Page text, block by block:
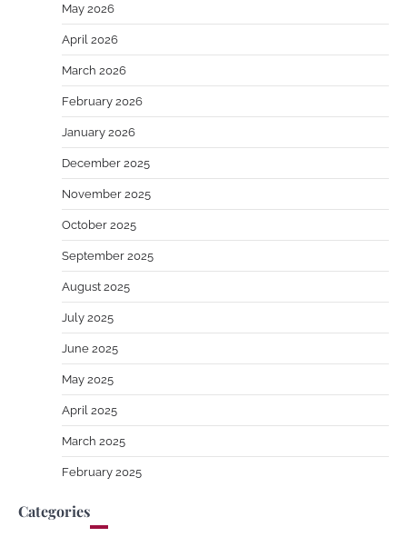
May 2026
April 2026
March 2026
February 2026
January 2026
December 2025
November 2025
October 2025
September 2025
August 2025
July 2025
June 2025
May 2025
April 2025
March 2025
February 2025
Categories